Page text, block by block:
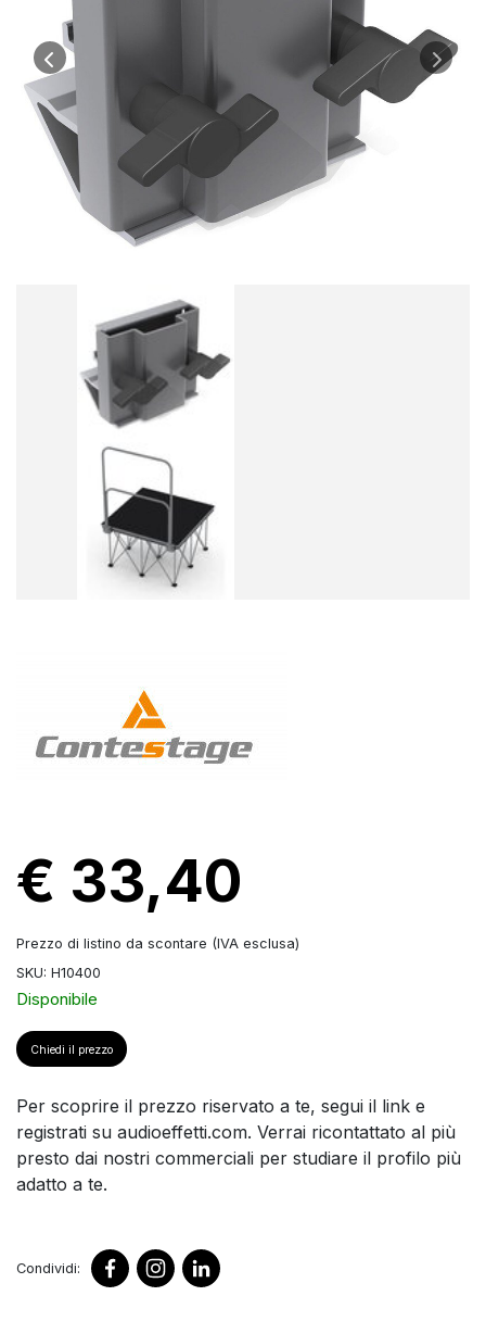
€ 33,40
Prezzo di listino da scontare (IVA esclusa)
SKU: H10400
Disponibile
Chiedi il prezzo
Per scoprire il prezzo riservato a te, segui il link e
registrati su audioeffetti.com. Verrai ricontattato al più
presto dai nostri commerciali per studiare il profilo più
adatto a te.
Condividi: